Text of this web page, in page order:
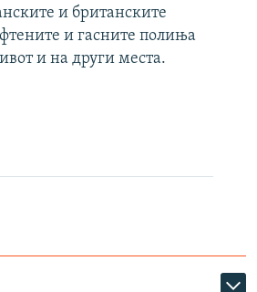
и британските
и гасните полиња
и на други места.